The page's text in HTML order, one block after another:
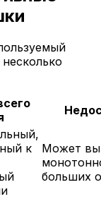
к
Может
больших